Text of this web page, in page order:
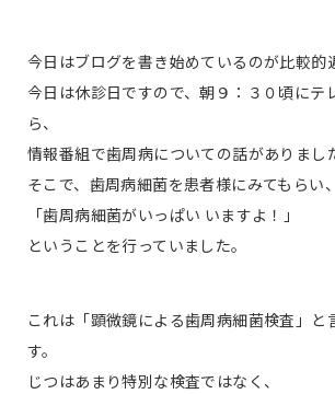
今日はブログを書き始めているのが比較的
今日は休診日ですので、朝９：３０頃にテ
ら、
情報番組で歯周病についての話がありまし
そこで、歯周病細菌を患者様にみてもらい、
「歯周病細菌がいっぱい いますよ！」
ということを行っていました。
これは「顕微鏡による歯周病細菌検査」と
す。
じつはあまり特別な検査ではなく、